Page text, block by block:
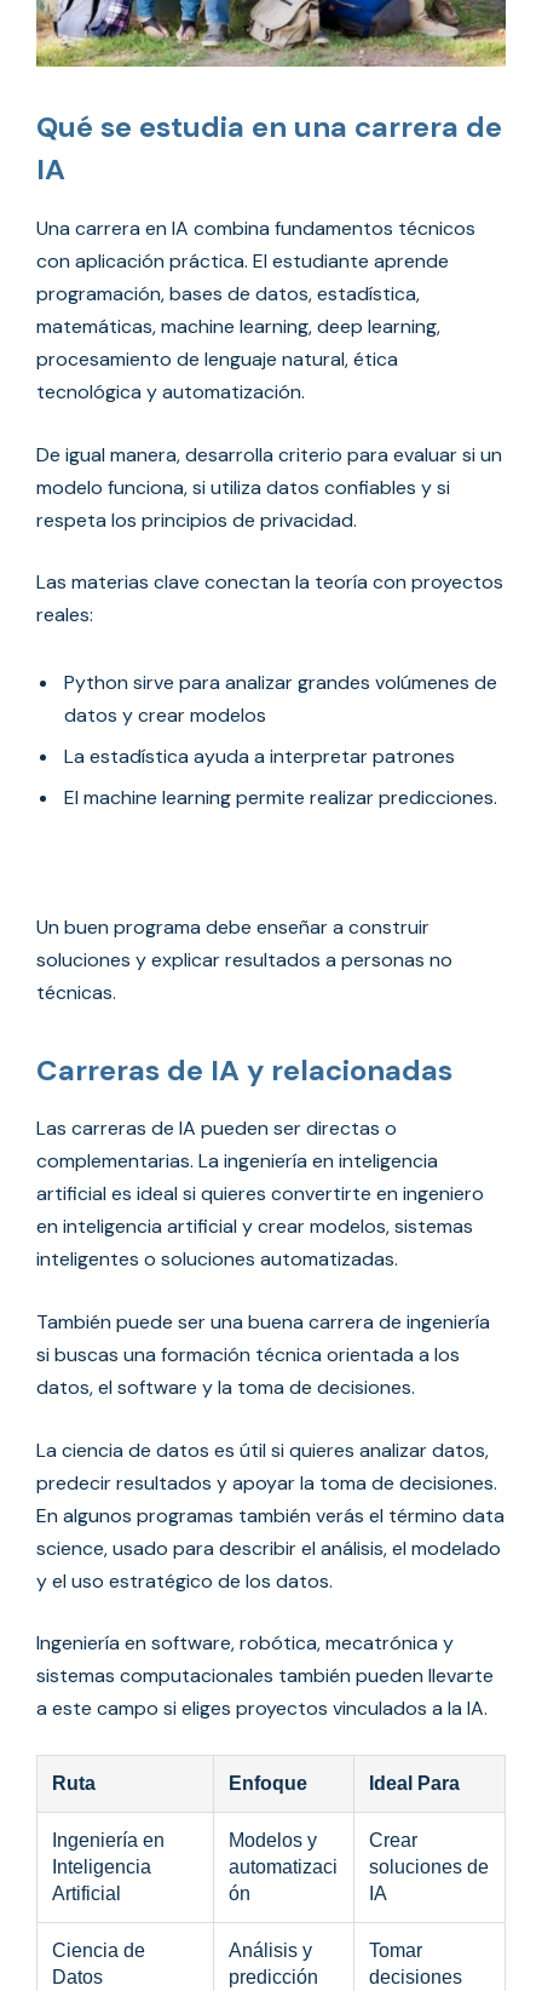
Qué se estudia en una carrera de
IA
Una carrera en IA combina fundamentos técnicos
con aplicación práctica. El estudiante aprende
programación, bases de datos, estadística,
matemáticas, machine learning, deep learning,
procesamiento de lenguaje natural, ética
tecnológica y automatización.
De igual manera, desarrolla criterio para evaluar si un
modelo funciona, si utiliza datos confiables y si
respeta los principios de privacidad.
Las materias clave conectan la teoría con proyectos
reales:
Python sirve para analizar grandes volúmenes de
datos y crear modelos
La estadística ayuda a interpretar patrones
El machine learning permite realizar predicciones.
Un buen programa debe enseñar a construir
soluciones y explicar resultados a personas no
técnicas.
Carreras de IA y relacionadas
Las carreras de IA pueden ser directas o
complementarias. La ingeniería en inteligencia
artificial es ideal si quieres convertirte en ingeniero
en inteligencia artificial y crear modelos, sistemas
inteligentes o soluciones automatizadas.
También puede ser una buena carrera de ingeniería
si buscas una formación técnica orientada a los
datos, el software y la toma de decisiones.
La ciencia de datos es útil si quieres analizar datos,
predecir resultados y apoyar la toma de decisiones.
En algunos programas también verás el término data
science, usado para describir el análisis, el modelado
y el uso estratégico de los datos.
Ingeniería en software, robótica, mecatrónica y
sistemas computacionales también pueden llevarte
a este campo si eliges proyectos vinculados a la IA.
Ruta Enfoque Ideal Para
Ingeniería en
Inteligencia
Artificial
Modelos y
automatizaci
ón
Crear
soluciones de
IA
Ciencia de
Datos
Análisis y
predicción
Tomar
decisiones